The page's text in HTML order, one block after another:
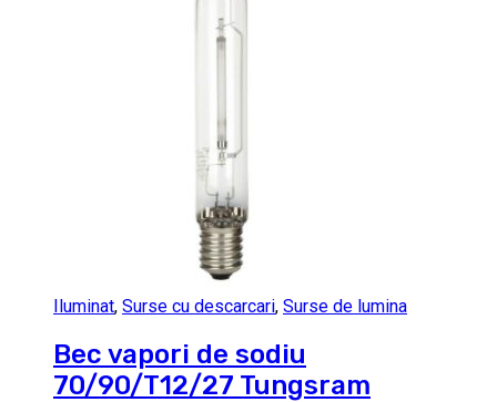
Iluminat, Surse cu descarcari, Surse de lumina
Bec vapori de sodiu
70/90/T12/27 Tungsram